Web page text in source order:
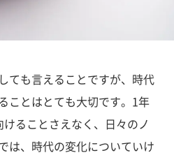
ても言えることですが、時代
ことはとても大切です。1年
ることさえなく、日々のノ
は、時代の変化についていけ